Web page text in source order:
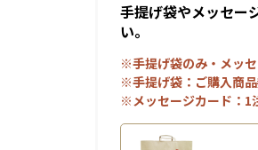
手提げ袋やメッセー
い。
※手提げ袋のみ・メッセ
※手提げ袋：ご購入商
※メッセージカード：1